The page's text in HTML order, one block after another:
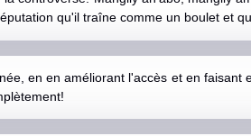
qu'il traîne comme un boulet et
en en améliorant l'accès et en